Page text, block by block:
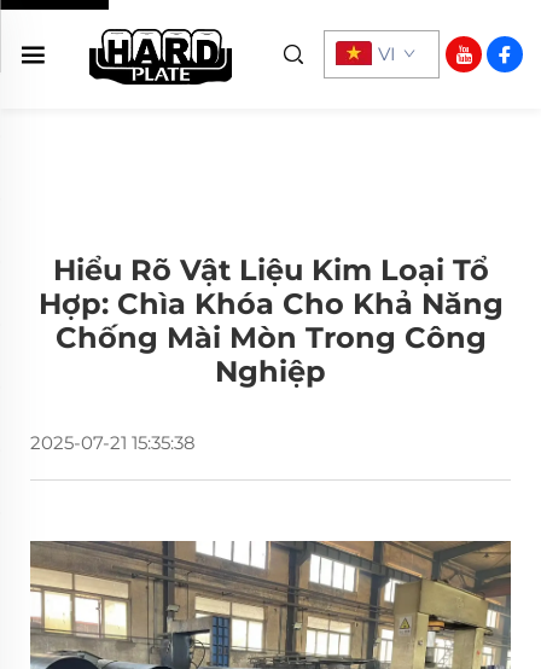
VI
Hiểu Rõ Vật Liệu Kim Loại Tổ
Hợp: Chìa Khóa Cho Khả Năng
Chống Mài Mòn Trong Công
Nghiệp
2025-07-21 15:35:38